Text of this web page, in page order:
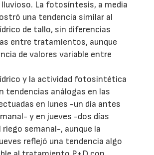
La fotosíntesis, a media
una tendencia similar al
de tallo, sin diferencias
entre tratamientos, aunque
de valores variable entre
y la actividad fotosintética
tendencias análogas en las
en lunes -un día antes
y en jueves -dos días
riego semanal-, aunque la
reflejó una tendencia algo